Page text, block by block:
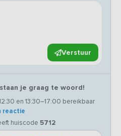
Verstuur
je graag te woord!
en 13:30–17:00 bereikbaar
reactie
huiscode 5712